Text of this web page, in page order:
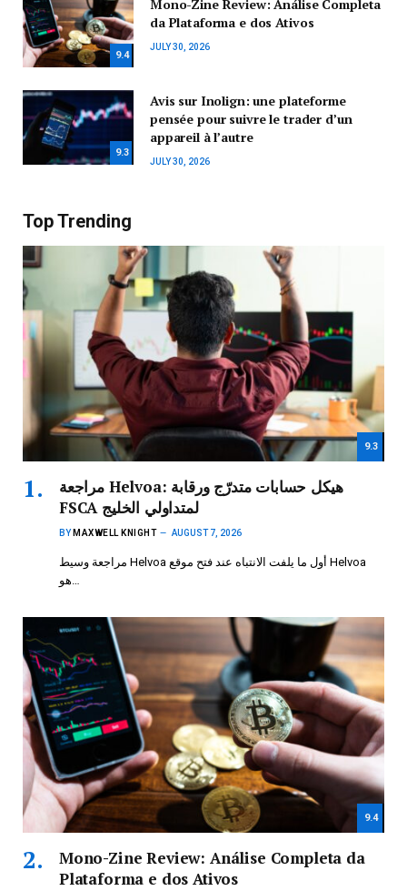
9.4
Mono-Zine Review: Análise Completa
da Plataforma e dos Ativos
JULY 30, 2026
9.3
Avis sur Inolign: une plateforme
pensée pour suivre le trader d’un
appareil à l’autre
JULY 30, 2026
Top Trending
9.3
مراجعة Helvoa: هيكل حسابات متدرّج ورقابة
FSCA لمتداولي الخليج
BY MAXWELL KNIGHT AUGUST 7, 2026
مراجعة وسيط Helvoa أول ما يلفت الانتباه عند فتح موقع Helvoa
هو…
9.4
Mono-Zine Review: Análise Completa da
Plataforma e dos Ativos